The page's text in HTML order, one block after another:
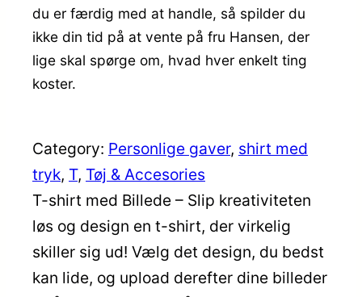
du er færdig med at handle, så spilder du
ikke din tid på at vente på fru Hansen, der
lige skal spørge om, hvad hver enkelt ting
koster.
Category: Personlige gaver, shirt med
tryk, T, Tøj & Accesories
T-shirt med Billede – Slip kreativiteten
løs og design en t-shirt, der virkelig
skiller sig ud! Vælg det design, du bedst
kan lide, og upload derefter dine billeder